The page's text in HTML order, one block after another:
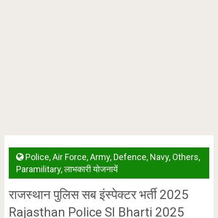
Police,Air Force,Army, Defence, Navy, Others,
Paramilitary,लाभकारी योजनायें
राजस्थान पुलिस सब इंस्पेक्टर भर्ती 2025
Rajasthan Police SI Bharti 2025